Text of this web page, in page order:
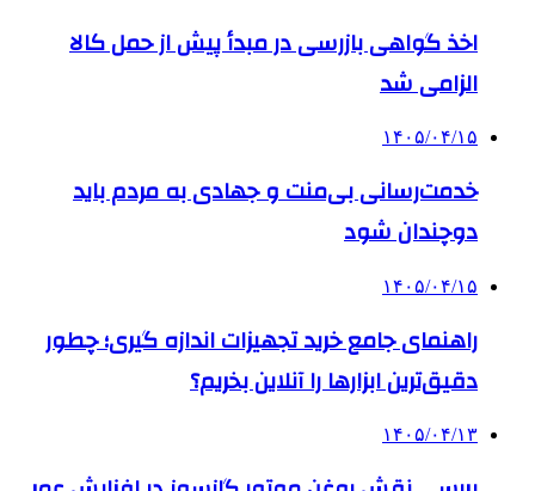
اخذ گواهی بازرسی در مبدأ پیش از حمل کالا
الزامی شد
۱۴۰۵/۰۴/۱۵
خدمت‌رسانی بی‌منت و جهادی به مردم باید
دوچندان شود
۱۴۰۵/۰۴/۱۵
راهنمای جامع خرید تجهیزات اندازه گیری؛ چطور
دقیق‌ترین ابزارها را آنلاین بخریم؟
۱۴۰۵/۰۴/۱۳